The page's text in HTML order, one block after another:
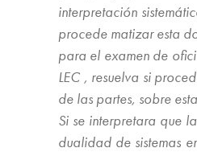
interpretación
procede matizar esta
para el examen de
LEC , resuelva si
de las partes, sobre
Si se interpretara que
dualidad de sistemas